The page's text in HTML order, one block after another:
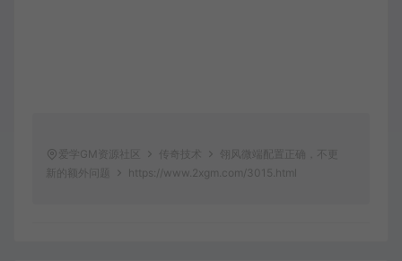
爱学GM资源社区 传奇技术
翎风微端配置正确，不更
新的额外问题
https://www.2xgm.com/3015.html